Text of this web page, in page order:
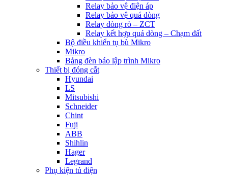
Relay bảo vệ điện áp
Relay bảo vệ quá dòng
Relay dòng rò – ZCT
Relay kết hợp quá dòng – Chạm đất
Bộ điều khiển tụ bù Mikro
Mikro
Bảng đèn báo lập trình Mikro
Thiết bị đóng cắt
Hyundai
LS
Mitsubishi
Schneider
Chint
Fuji
ABB
Shihlin
Hager
Legrand
Phụ kiện tủ điện